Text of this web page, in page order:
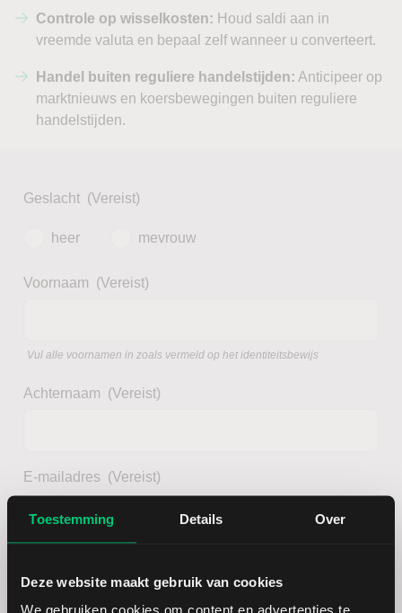
Toestemming Details Over
Deze website maakt gebruik van cookies
We gebruiken cookies om content en advertenties te
Controle op wisselkosten: Houd saldi aan in
vreemde valuta en bepaal zelf wanneer u converteert.
Handel buiten reguliere handelstijden: Anticipeer op
marktnieuws en koersbewegingen buiten reguliere
handelstijden.
Geslacht (Vereist)
heer mevrouw
Voornaam (Vereist)
Vul alle voornamen in zoals vermeld op het identiteitsbewijs
Achternaam (Vereist)
E-mailadres (Vereist)